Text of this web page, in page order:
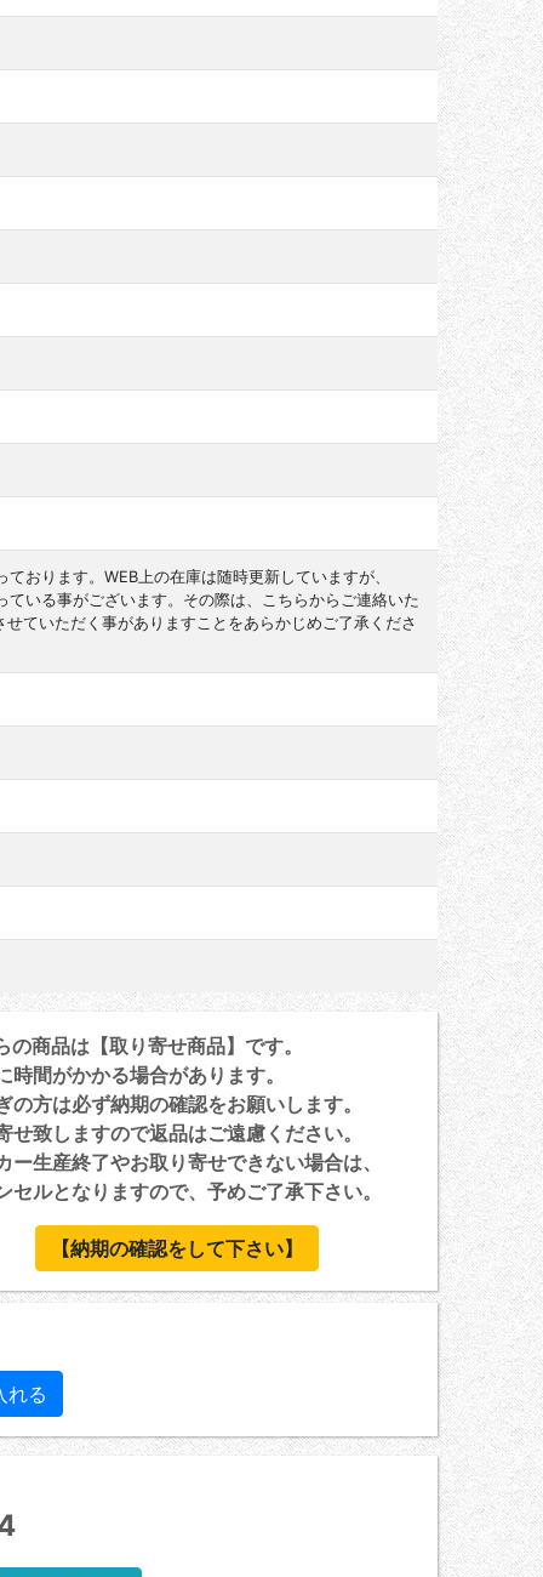
おります。WEB上の在庫は随時更新していますが、
いる事がございます。その際は、こちらからご連絡いた
ていただく事がありますことをあらかじめご了承くださ
商品は【取り寄せ商品】です。
時間がかかる場合があります。
の方は必ず納期の確認をお願いします。
せ致しますので返品はご遠慮ください。
ー生産終了やお取り寄せできない場合は、
ルとなりますので、予めご了承下さい。
【納期の確認をして下さい】